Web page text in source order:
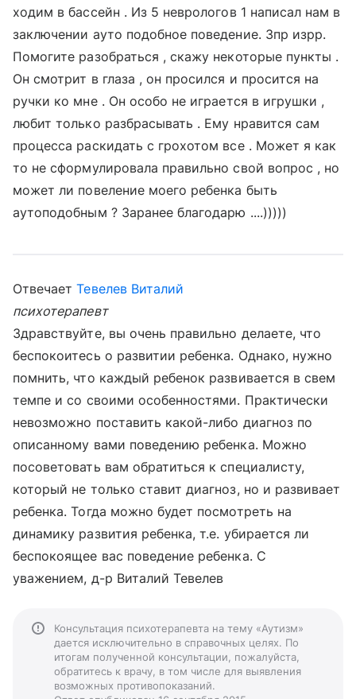
ходим в бассейн . Из 5 неврологов 1 написал нам в
заключении ауто подобное поведение. Зпр изрр.
Помогите разобраться , скажу некоторые пункты .
Он смотрит в глаза , он просился и просится на
ручки ко мне . Он особо не играется в игрушки ,
любит только разбрасывать . Ему нравится сам
процесса раскидать с грохотом все . Может я как
то не сформулировала правильно свой вопрос , но
может ли повеление моего ребенка быть
аутоподобным ? Заранее благодарю ....)))))
ОтвечаетТевелев Виталий
психотерапевт
Здравствуйте, вы очень правильно делаете, что
беспокоитесь о развитии ребенка. Однако, нужно
помнить, что каждый ребенок развивается в свем
темпе и со своими особенностями. Практически
невозможно поставить какой-либо диагноз по
описанному вами поведению ребенка. Можно
посоветовать вам обратиться к специалисту,
который не только ставит диагноз, но и развивает
ребенка. Тогда можно будет посмотреть на
динамику развития ребенка, т.е. убирается ли
беспокоящее вас поведение ребенка. С
уважением, д-р Виталий Тевелев
Консультация психотерапевта на тему «Аутизм»
дается исключительно в справочных целях. По
итогам полученной консультации, пожалуйста,
обратитесь к врачу, в том числе для выявления
возможных противопоказаний.